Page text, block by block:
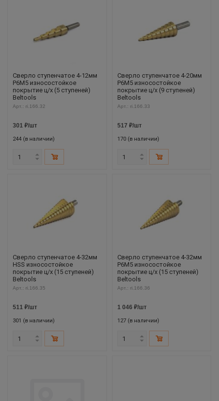
Сверло ступенчатое 4-12мм
Р6М5 износостойкое
покрытие ц/х (5 ступеней)
Beltools
Арт.: ri.166.32
301 ₽/шт
244 (в наличии)
Сверло ступенчатое 4-20мм
Р6М5 износостойкое
покрытие ц/х (9 ступеней)
Beltools
Арт.: ri.166.33
517 ₽/шт
170 (в наличии)
Сверло ступенчатое 4-32мм
HSS износостойкое
покрытие ц/х (15 ступеней)
Beltools
Арт.: ri.166.35
511 ₽/шт
301 (в наличии)
Сверло ступенчатое 4-32мм
Р6М5 износостойкое
покрытие ц/х (15 ступеней)
Beltools
Арт.: ri.166.36
1 046 ₽/шт
127 (в наличии)